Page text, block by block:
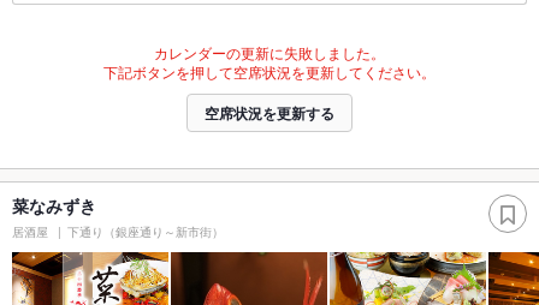
カレンダーの更新に失敗しました。
下記ボタンを押して空席状況を更新してください。
空席状況を更新する
菜なみずき
居酒屋 下通り（銀座通り～新市街）